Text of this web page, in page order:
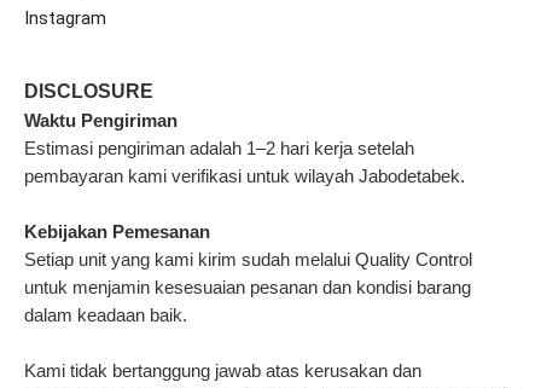
DISCLOSURE
Waktu Pengiriman
Estimasi pengiriman adalah 1–2 hari kerja setelah
pembayaran kami verifikasi untuk wilayah Jabodetabek.
Kebijakan Pemesanan
Setiap unit yang kami kirim sudah melalui Quality Control
untuk menjamin kesesuaian pesanan dan kondisi barang
dalam keadaan baik.
Kami tidak bertanggung jawab atas kerusakan dan